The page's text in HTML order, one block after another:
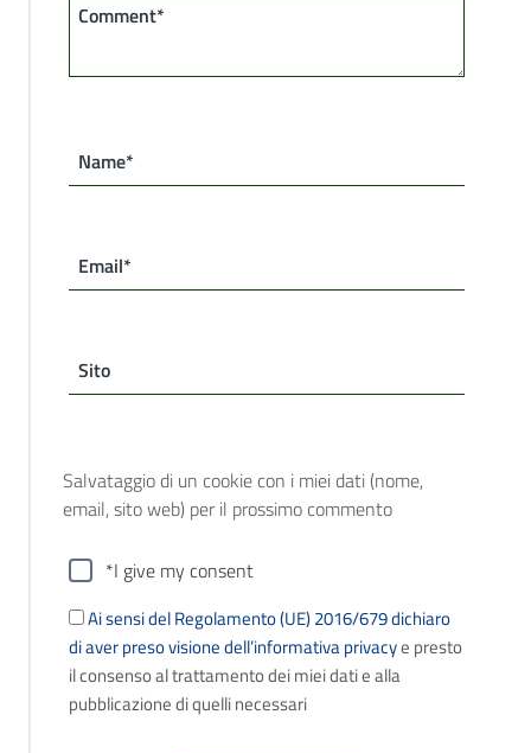
Comment*
Name*
Email*
Sito
Salvataggio di un cookie con i miei dati (nome,
email, sito web) per il prossimo commento
*I give my consent
Ai sensi del Regolamento (UE) 2016/679 dichiaro
di aver preso visione dell’informativa privacye presto
il consenso al trattamento dei miei dati e alla
pubblicazione di quelli necessari